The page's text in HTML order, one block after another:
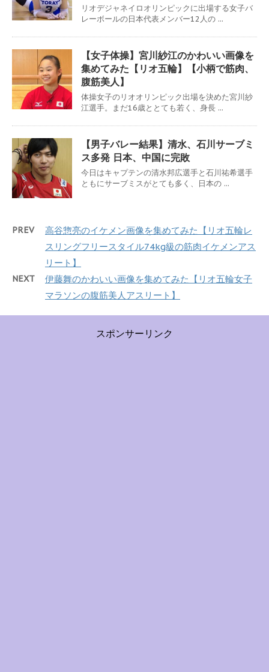
リオデジャネイロオリンピックに出場する女子バ
レーボールの日本代表メンバー12人の ...
【女子体操】宮川紗江のかわいい画像を
集めてみた【リオ五輪】【小柄で筋肉、
腹筋美人】
体操女子のリオオリンピック出場を決めた宮川紗
江選手。まだ16歳ととても若く、身長 ...
【男子バレー結果】清水、石川サーブミ
ス多発 日本、中国に完敗
今日はキャプテンの清水邦広選手と石川祐希選手
ともにサーブミスがとても多く、日本の ...
PREV
高谷惣亮のイケメン画像を集めてみた【リオ五輪レ
スリングフリースタイル74kg級の筋肉イケメンアス
リート】
NEXT
伊藤舞のかわいい画像を集めてみた【リオ五輪女子
マラソンの腹筋美人アスリート】
スポンサーリンク